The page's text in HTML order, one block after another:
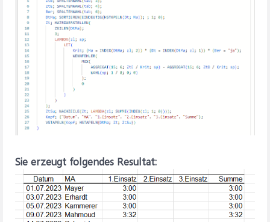
Sie erzeugt folgendes Resultat: